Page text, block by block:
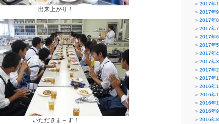
出来上がり！
いただきま～す！
2017年
2017年9
2017年8
2017年7
2017年6
2017年5
2017年4
2017年3
2017年2
2017年1
2016年
2016年
2016年
2016年9
2016年8